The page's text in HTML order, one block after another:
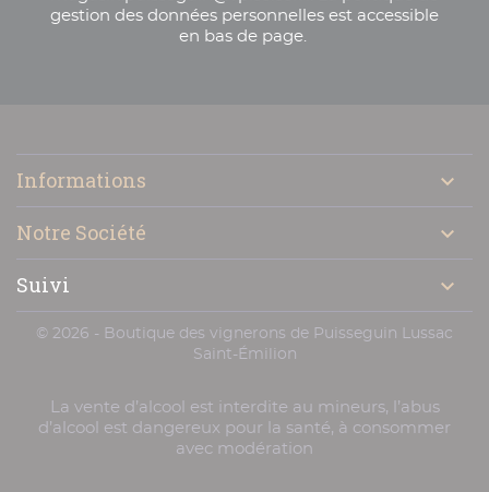
gestion des données personnelles est accessible
en bas de page.

Informations

Notre Société

Suivi

© 2026 - Boutique des vignerons de Puisseguin Lussac
Saint-Émilion
La vente d’alcool est interdite au mineurs, l’abus
d’alcool est dangereux pour la santé, à consommer
avec modération